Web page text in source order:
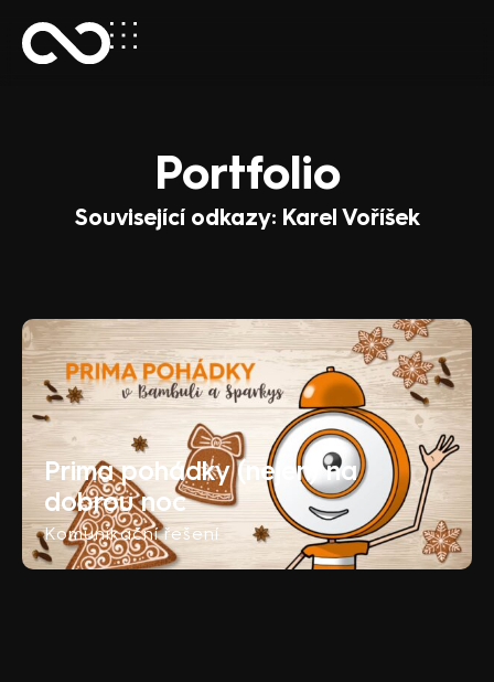
Portfolio
Související odkazy: Karel Voříšek
Prima pohádky (nejen) na
dobrou noc
Komunikační řešení